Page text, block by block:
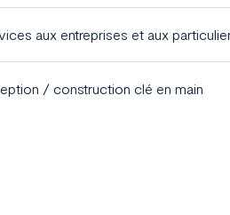
aux entreprises et aux
/ construction clé en main